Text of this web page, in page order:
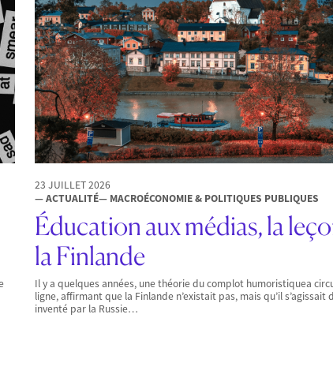
23 JUILLET 2026
— ACTUALITÉ— MACROÉCONOMIE & POLITIQUES PUBLIQUES
Éducation aux médias, la
la Finlande
Il y a quelques années, une théorie du complot humoristiquea
ligne, affirmant que la Finlande n’existait pas, mais qu’il s’agissait
inventé par la Russie…